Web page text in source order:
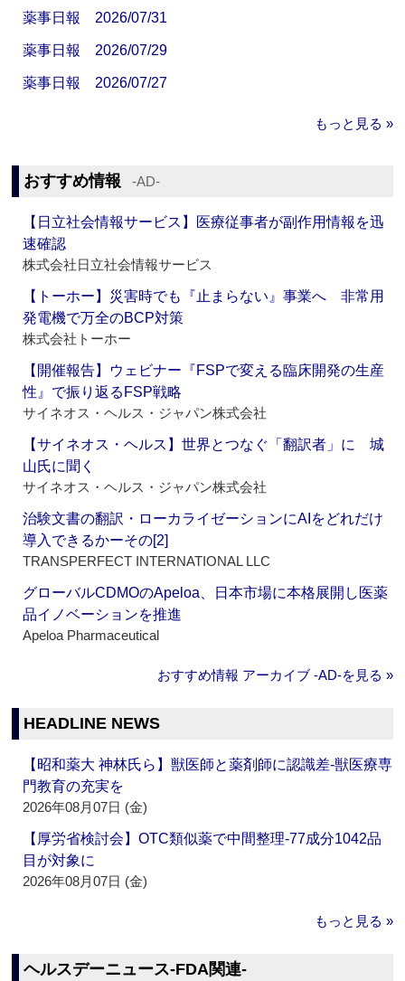
薬事日報 2026/07/31
薬事日報 2026/07/29
薬事日報 2026/07/27
もっと見る »
おすすめ情報 ‐AD‐
【日立社会情報サービス】医療従事者が副作用情報を迅
速確認
株式会社日立社会情報サービス
【トーホー】災害時でも『止まらない』事業へ 非常用
発電機で万全のBCP対策
株式会社トーホー
【開催報告】ウェビナー『FSPで変える臨床開発の生産
性』で振り返るFSP戦略
サイネオス・ヘルス・ジャパン株式会社
【サイネオス・ヘルス】世界とつなぐ「翻訳者」に 城
山氏に聞く
サイネオス・ヘルス・ジャパン株式会社
治験文書の翻訳・ローカライゼーションにAIをどれだけ
導入できるかーその[2]
TRANSPERFECT INTERNATIONAL LLC
グローバルCDMOのApeloa、日本市場に本格展開し医薬
品イノベーションを推進
Apeloa Pharmaceutical
おすすめ情報 アーカイブ ‐AD‐を見る »
HEADLINE NEWS
【昭和薬大 神林氏ら】獣医師と薬剤師に認識差‐獣医療専
門教育の充実を
2026年08月07日 (金)
【厚労省検討会】OTC類似薬で中間整理‐77成分1042品
目が対象に
2026年08月07日 (金)
もっと見る »
ヘルスデーニュース‐FDA関連‐